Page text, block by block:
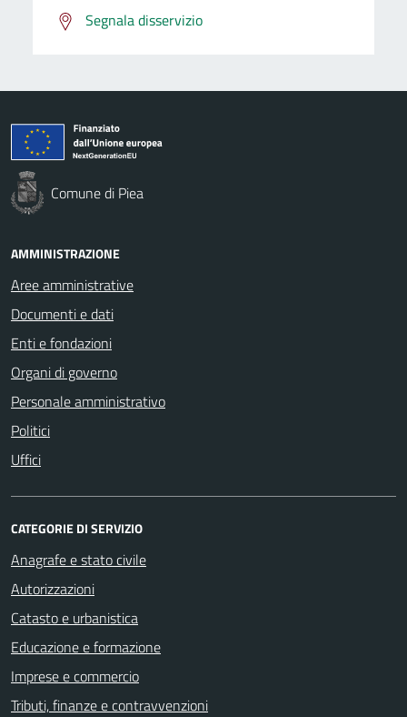
Segnala disservizio
Comune di Piea
AMMINISTRAZIONE
Aree amministrative
Documenti e dati
Enti e fondazioni
Organi di governo
Personale amministrativo
Politici
Uffici
CATEGORIE DI SERVIZIO
Anagrafe e stato civile
Autorizzazioni
Catasto e urbanistica
Educazione e formazione
Imprese e commercio
Tributi, finanze e contravvenzioni